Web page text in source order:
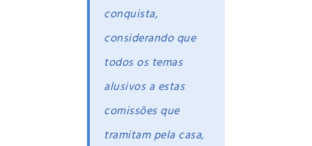
conquista,
considerando que
todos os temas
alusivos a estas
comissões que
tramitam pela casa,